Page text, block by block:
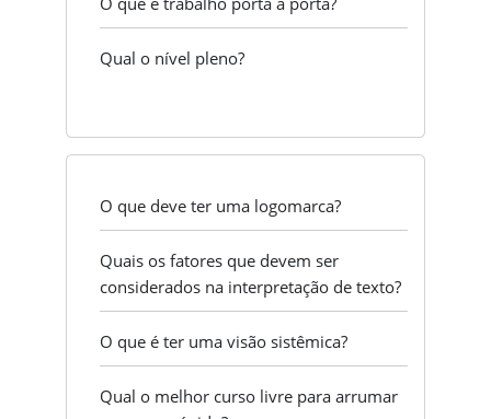
Qual o nível pleno?
O que deve ter uma logomarca?
Quais os fatores que devem ser
considerados na interpretação de texto?
O que é ter uma visão sistêmica?
Qual o melhor curso livre para arrumar